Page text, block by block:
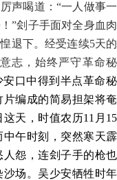
声喝道：“一人做事一
”刽子手面对全身血肉
退下。经受连续5天的
志，始终严守革命秘
安口中得到半点革命秘
编成的简易担架将奄
这天，时值农历11月15
中午时刻，突然寒天霹
怨，连刽子手的枪也
场。吴少安牺牲时年